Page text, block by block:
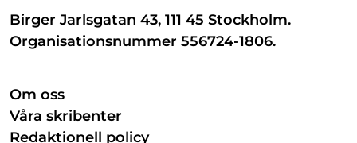
Birger Jarlsgatan 43, 111 45 Stockholm.
Organisationsnummer 556724-1806.
Om oss
Våra skribenter
Redaktionell policy